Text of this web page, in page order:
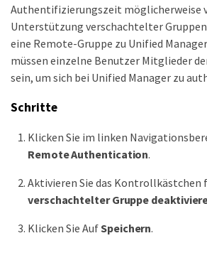
Authentifizierungszeit möglicherweise
Unterstützung verschachtelter
eine Remote-Gruppe zu Unified
müssen einzelne Benutzer Mitglieder
sein, um sich bei Unified Manager zu
Schritte
Klicken Sie im linken
Remote Authentication.
Aktivieren Sie das Kontrollkästchen
verschachtelter Gruppe
Klicken Sie AufSpeichern.